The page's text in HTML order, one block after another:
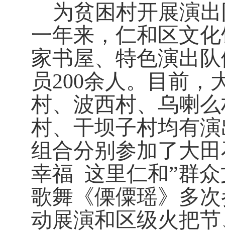
为贫困村开展演
一年来，仁和区文
家书屋、特色演出
员200余人。目前，
村、波西村、乌喇
村、干坝子村均有
组合分别参加了大
幸福 这里仁和”群
歌舞《傈僳瑶》多
动展演和区级火把